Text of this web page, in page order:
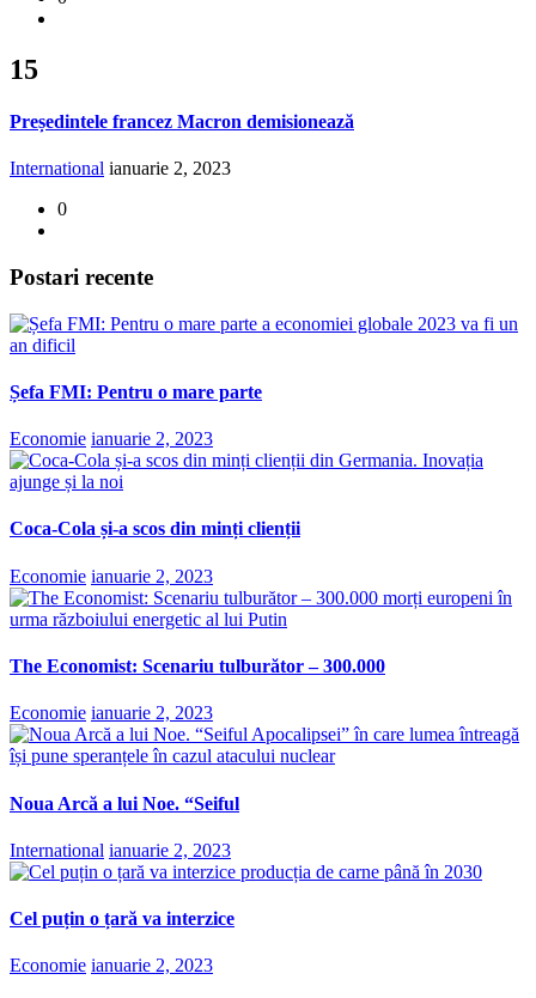
15
Președintele francez Macron demisionează
International ianuarie 2, 2023
0
Postari recente
Șefa FMI: Pentru o mare parte
Economie ianuarie 2, 2023
Coca-Cola și-a scos din minți clienții
Economie ianuarie 2, 2023
The Economist: Scenariu tulburător – 300.000
Economie ianuarie 2, 2023
Noua Arcă a lui Noe. “Seiful
International ianuarie 2, 2023
Cel puțin o țară va interzice
Economie ianuarie 2, 2023